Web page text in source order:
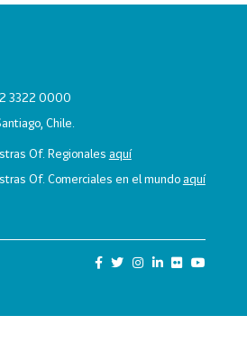
3322 0000
Chile.
Of. Regionales aquí
Of. Comerciales en el mundoaquí